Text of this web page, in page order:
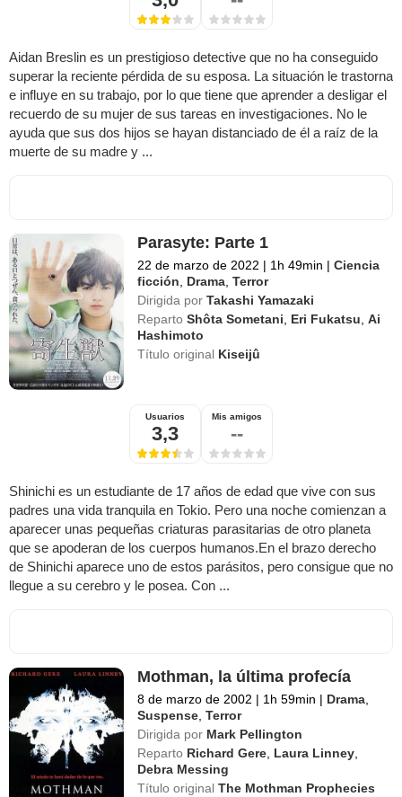
Aidan Breslin es un prestigioso detective que no ha conseguido
superar la reciente pérdida de su esposa. La situación le trastorna
e influye en su trabajo, por lo que tiene que aprender a desligar el
recuerdo de su mujer de sus tareas en investigaciones. No le
ayuda que sus dos hijos se hayan distanciado de él a raíz de la
muerte de su madre y ...
Parasyte: Parte 1
22 de marzo de 2022 | 1h 49min | Ciencia
ficción
Drama ,Terror
Dirigida por Takashi Yamazaki
Reparto Shôta Sometani Eri Fukatsu ,Ai
Hashimoto
Título original Kiseijû
Usuarios
3,3
Mis amigos
--
Shinichi es un estudiante de 17 años de edad que vive con sus
padres una vida tranquila en Tokio. Pero una noche comienzan a
aparecer unas pequeñas criaturas parasitarias de otro planeta
que se apoderan de los cuerpos humanos.En el brazo derecho
de Shinichi aparece uno de estos parásitos, pero consigue que no
llegue a su cerebro y le posea. Con ...
Mothman, la última profecía
8 de marzo de 2002 | 1h 59min | Drama
Suspense ,Terror
Dirigida por Mark Pellington
Reparto Richard Gere Laura Linney
Debra Messing
Título originalThe Mothman Prophecies